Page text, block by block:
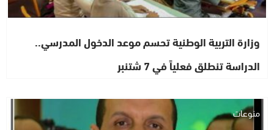
وزارة التربية الوطنية تحسم موعد الدخول المدرسي..
الدراسة تنطلق فعلياً في 7 شتنبر
منوعات